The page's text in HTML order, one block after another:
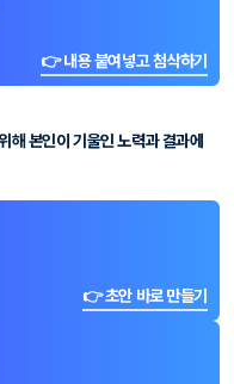
👉 내용 붙여넣고 첨삭하기
해 본인이 기울인 노력과 결과에
👉 초안 바로 만들기